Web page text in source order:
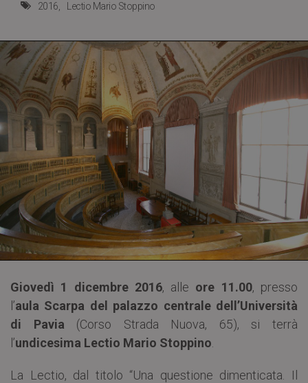
2016 Lectio Mario Stoppino
Giovedì 1 dicembre 2016, alle ore 11.00, presso
l’aula Scarpa del
palazzo centrale dell’Università
di Pavia (Corso Strada Nuova, 65), si terrà
l’undicesima Lectio Mario Stoppino
La Lectio, dal titolo “Una questione dimenticata. Il